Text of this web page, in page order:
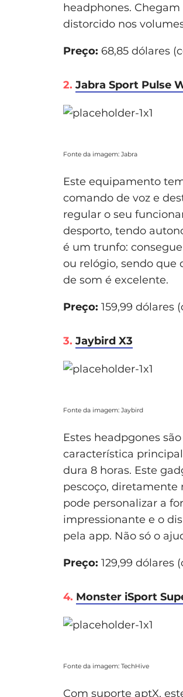
headphones.
distorcido nos
Preço: 68,85 dólares
2. Jabra Sport Pulse
Fonte da imagem: Jabra
Este equipamento
comando de voz e
regular o seu
desporto, tendo
é um trunfo:
ou relógio, sendo que
de som é excelente.
Preço: 159,99 dólares
3. Jaybird X3
Fonte da imagem: Jaybird
Estes headpgones
característica
dura 8 horas. Este
pescoço, diretamente
pode personalizar a
impressionante e o
pela app. Não só o
Preço: 129,99 dólares
4. Monster iSport
Fonte da imagem: TechHive
Com suporte aptX,